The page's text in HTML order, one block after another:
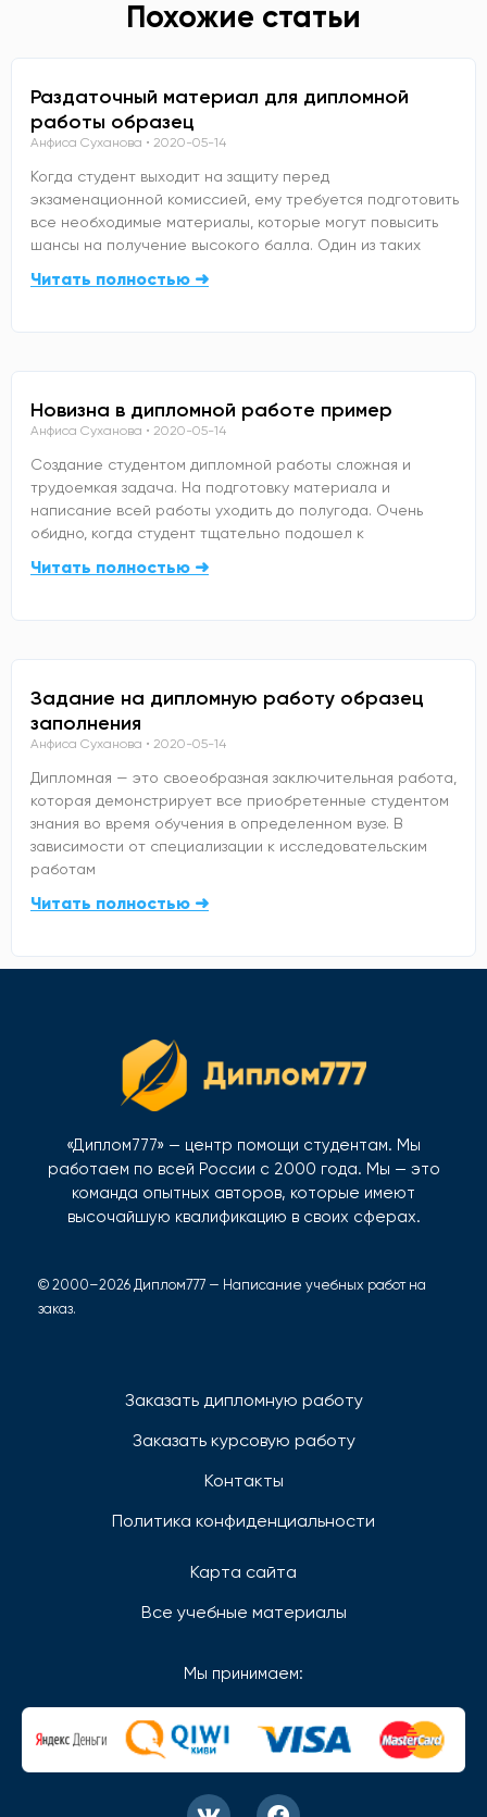
Похожие статьи
Раздаточный материал для дипломной
работы образец
Анфиса Суханова 2020-05-14
Когда студент выходит на защиту перед
экзаменационной комиссией, ему требуется подготовить
все необходимые материалы, которые могут повысить
шансы на получение высокого балла. Один из таких
Читать полностью ➜
Новизна в дипломной работе пример
Анфиса Суханова 2020-05-14
Создание студентом дипломной работы сложная и
трудоемкая задача. На подготовку материала и
написание всей работы уходить до полугода. Очень
обидно, когда студент тщательно подошел к
Читать полностью ➜
Задание на дипломную работу образец
заполнения
Анфиса Суханова 2020-05-14
Дипломная — это своеобразная заключительная работа,
которая демонстрирует все приобретенные студентом
знания во время обучения в определенном вузе. В
зависимости от специализации к исследовательским
работам
Читать полностью ➜
«Диплом777» — центр помощи студентам. Мы
работаем по всей России с 2000 года. Мы — это
команда опытных авторов, которые имеют
высочайшую квалификацию в своих сферах.
© 2000–2026 Диплом777 — Написание учебных работ на
заказ.
Заказать дипломную работу
Заказать курсовую работу
Контакты
Политика конфиденциальности
Карта сайта
Все учебные материалы
Мы принимаем: